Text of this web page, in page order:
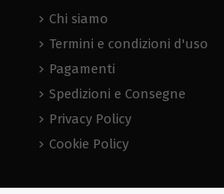
Chi siamo
Termini e condizioni d'uso
Pagamenti
Spedizioni e Consegne
Privacy Policy
Cookie Policy